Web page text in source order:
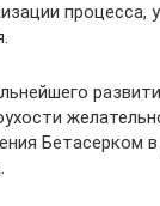
процесса,
Бетасерком